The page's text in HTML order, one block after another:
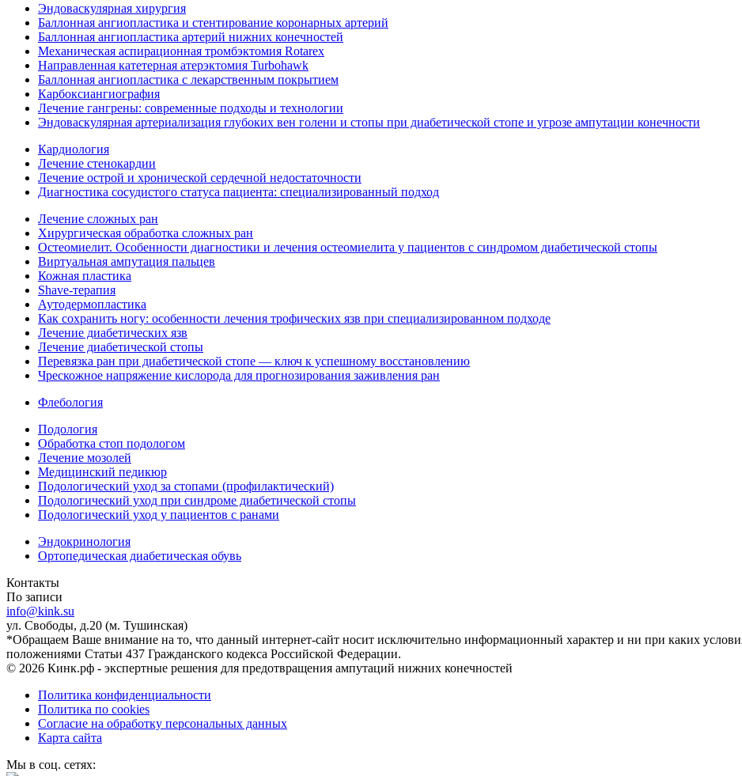
Эндоваскулярная хирургия
Баллонная ангиопластика и стентирование коронарных артерий
Баллонная ангиопластика артерий нижних конечностей
Механическая аспирационная тромбэктомия Rotarex
Направленная катетерная атерэктомия Turbohawk
Баллонная ангиопластика с лекарственным покрытием
Карбоксиангиография
Лечение гангрены: современные подходы и технологии
Эндоваскулярная артериализация глубоких вен голени и стопы при диабетической стопе и угрозе ампутации конечности
Кардиология
Лечение стенокардии
Лечение острой и хронической сердечной недостаточности
Диагностика сосудистого статуса пациента: специализированный подход
Лечение сложных ран
Хирургическая обработка сложных ран
Остеомиелит. Особенности диагностики и лечения остеомиелита у пациентов с синдромом диабетической стопы
Виртуальная ампутация пальцев
Кожная пластика
Shave-терапия
Аутодермопластика
Как сохранить ногу: особенности лечения трофических язв при специализированном подходе
Лечение диабетических язв
Лечение диабетической стопы
Перевязка ран при диабетической стопе — ключ к успешному восстановлению
Чрескожное напряжение кислорода для прогнозирования заживления ран
Флебология
Подология
Обработка стоп подологом
Лечение мозолей
Медицинский педикюр
Подологический уход за стопами (профилактический)
Подологический уход при синдроме диабетической стопы
Подологический уход у пациентов с ранами
Эндокринология
Ортопедическая диабетическая обувь
Контакты
По записи
info@kink.su
ул. Свободы, д.20 (м. Тушинская)
*Обращаем Ваше внимание на то, что данный интернет-сайт носит исключительно информационный характер и ни при каких
положениями Статьи 437 Гражданского кодекса Российской Федерации.
© 2026 Кинк.рф - экспертные решения для предотвращения ампутаций нижних конечностей
Политика конфиденциальности
Политика по cookies
Согласие на обработку персональных данных
Карта сайта
Мы в соц. сетях: